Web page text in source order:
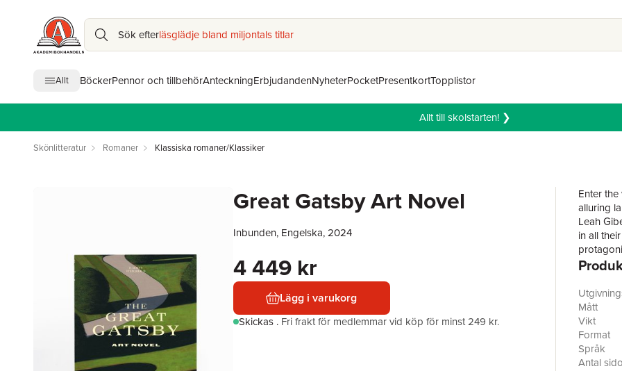
Sök efterläsglädje bland miljontals titlar
Allt BöckerPennor och tillbehörAnteckningErbjudandenNyheterPocketPresentkortTopplistor
Allt till skolstarten! ❯
Skönlitteratur Romaner Klassiska romaner/Klassiker
Great Gatsby Art Novel
Inbunden, Engelska, 2024
4 449 kr
Lägg i varukorg
Skickas . Fri frakt för medlemmar vid köp för minst 249 kr.
Enter
alluring
Leah
in all
edition,
Every
that
Mått
Vikt
Format
Språk
Antal